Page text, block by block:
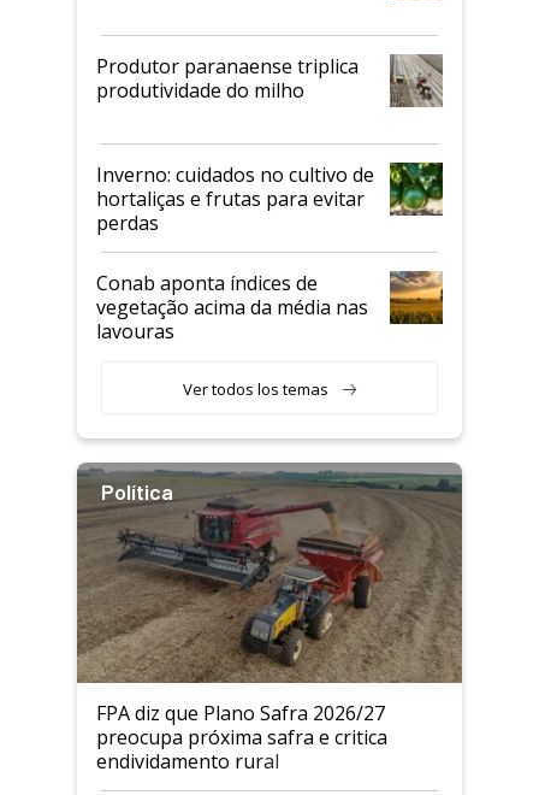
Produtor paranaense triplica
produtividade do milho
Inverno: cuidados no cultivo de
hortaliças e frutas para evitar
perdas
Conab aponta índices de
vegetação acima da média nas
lavouras
Ver todos los temas
Política
FPA diz que Plano Safra 2026/27
preocupa próxima safra e critica
endividamento rural